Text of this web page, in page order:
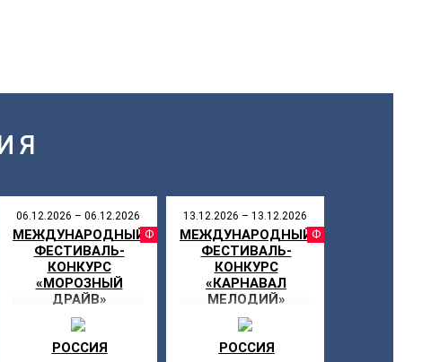
06.12.2026 – 06.12.2026
ФЕСТИВАЛЬ
МЕЖДУНАРОДНЫЙ
ФЕСТИВАЛЬ-
КОНКУРС
«МОРОЗНЫЙ
ДРАЙВ»
РОССИЯ
13.12.2026 – 13.12.2026
МЕЖДУНАРОДНЫЙ
ФЕСТИВАЛЬ-
КОНКУРС
«КАРНАВАЛ
МЕЛОДИЙ»
РОССИЯ